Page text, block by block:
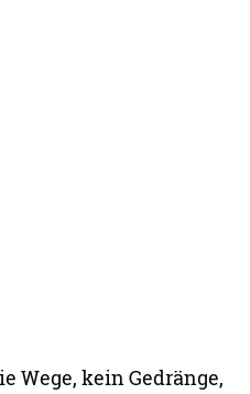
Wege, kein Gedränge,